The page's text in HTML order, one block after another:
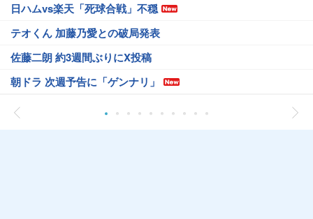
日ハムvs楽天「死球合戦」不穏
テオくん 加藤乃愛との破局発表
佐藤二朗 約3週間ぶりにX投稿
朝ドラ 次週予告に「ゲンナリ」